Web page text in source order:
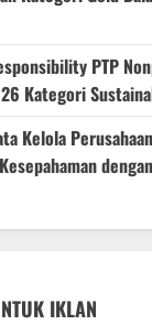
PTP
Kategori
Kelola
IKLAN